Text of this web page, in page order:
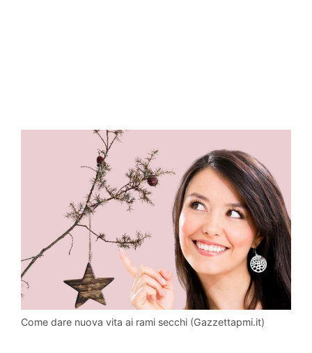
Come dare nuova vita ai rami secchi (Gazzettapmi.it)